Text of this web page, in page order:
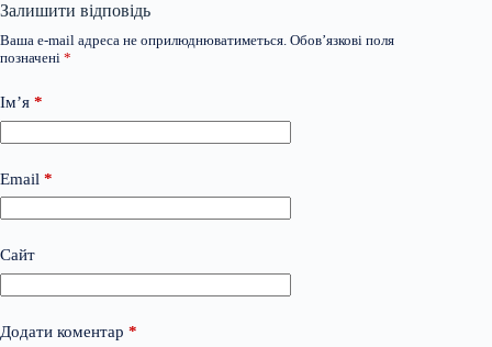
Залишити відповідь
Ваша e-mail адреса не оприлюднюватиметься. Обов’язкові поля
позначені *
Ім’я *
Email *
Сайт
Додати коментар *